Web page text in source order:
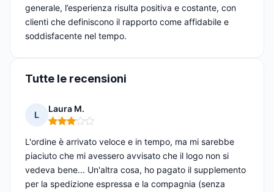
generale, l’esperienza risulta positiva e costante, con
clienti che definiscono il rapporto come affidabile e
soddisfacente nel tempo.
Tutte le recensioni
L
Laura M.
Nota: 3 su 5
L'ordine è arrivato veloce e in tempo, ma mi sarebbe
piaciuto che mi avessero avvisato che il logo non si
vedeva bene... Un'altra cosa, ho pagato il supplemento
per la spedizione espressa e la compagnia (senza